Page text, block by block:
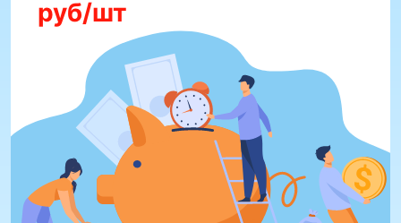
руб/шт